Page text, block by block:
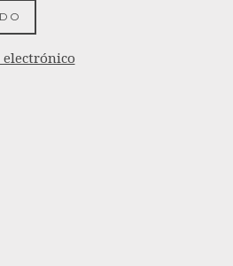
electrónico